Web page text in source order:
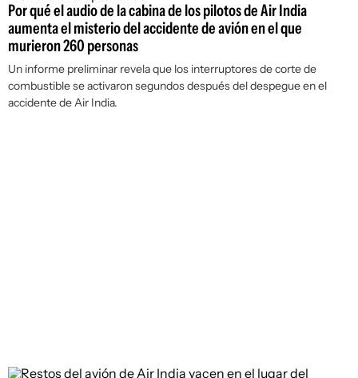
Por qué el audio de la cabina de los pilotos de Air India
aumenta el misterio del accidente de avión en el que
murieron 260 personas
Un informe preliminar revela que los interruptores de corte de
combustible se activaron segundos después del despegue en el
accidente de Air India.